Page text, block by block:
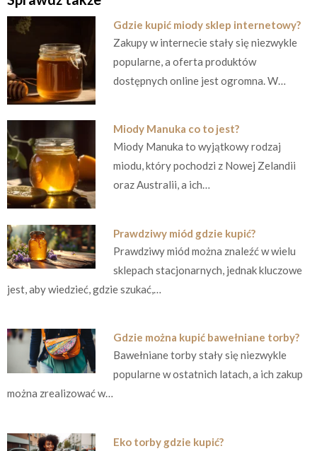
Gdzie kupić miody sklep internetowy?
Zakupy w internecie stały się niezwykle
popularne, a oferta produktów
dostępnych online jest ogromna. W…
Miody Manuka co to jest?
Miody Manuka to wyjątkowy rodzaj
miodu, który pochodzi z Nowej Zelandii
oraz Australii, a ich…
Prawdziwy miód gdzie kupić?
Prawdziwy miód można znaleźć w wielu
sklepach stacjonarnych, jednak kluczowe
jest, aby wiedzieć, gdzie szukać,…
Gdzie można kupić bawełniane torby?
Bawełniane torby stały się niezwykle
popularne w ostatnich latach, a ich zakup
można zrealizować w…
Eko torby gdzie kupić?